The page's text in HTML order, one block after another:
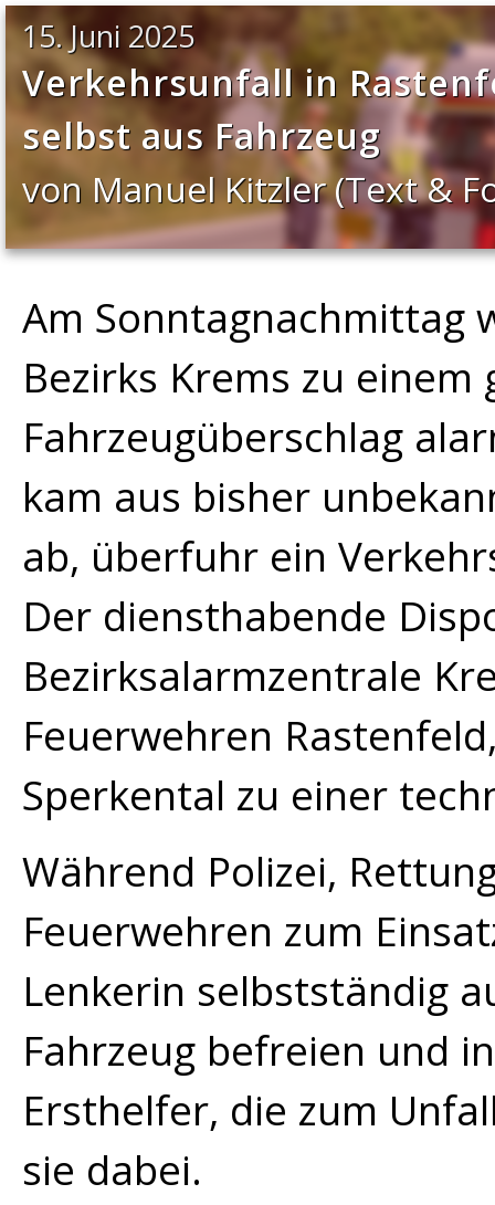
15. Juni 2025
Verkehrsunfall in
selbst aus Fahrzeug
von Manuel Kitzler (Text &
Am Sonntagnachmittag
Bezirks Krems zu einem
Fahrzeugüberschlag
kam aus bisher
ab, überfuhr ein
Der diensthabende
Bezirksalarmzentrale
Feuerwehren
Sperkental zu einer
Während Polizei,
Feuerwehren zum
Lenkerin selbstständig
Fahrzeug befreien und
Ersthelfer, die zum
sie dabei.